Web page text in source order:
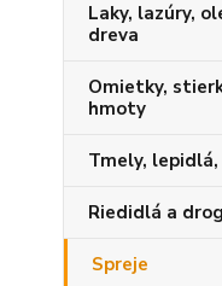
Laky, lazúry,
dreva
Omietky,
hmoty
Tmely, lepidlá,
Riedidlá a
Spreje